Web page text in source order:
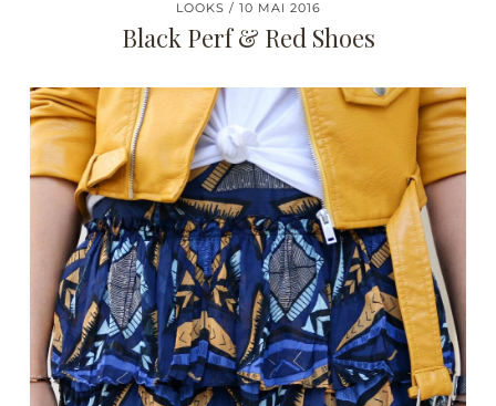
LOOKS 10 MAI 2016
Black Perf & Red Shoes